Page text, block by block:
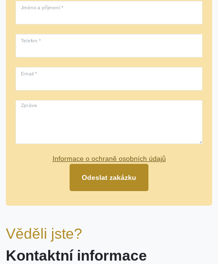
Věděli jste?
Kontaktní informace
Jméno a příjmení *
Telefon *
Email *
Zpráva
Informace o ochraně osobních údajů
Odeslat zakázku